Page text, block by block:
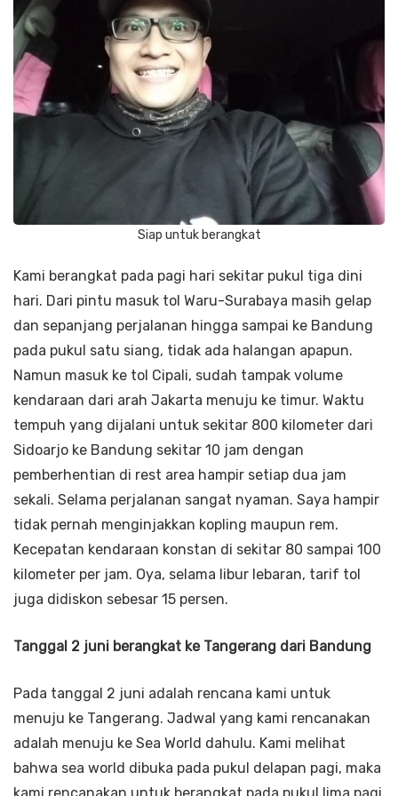
Siap untuk berangkat
Kami berangkat pada pagi hari sekitar pukul tiga dini
hari. Dari pintu masuk tol Waru-Surabaya masih gelap
dan sepanjang perjalanan hingga sampai ke Bandung
pada pukul satu siang, tidak ada halangan apapun.
Namun masuk ke tol Cipali, sudah tampak volume
kendaraan dari arah Jakarta menuju ke timur. Waktu
tempuh yang dijalani untuk sekitar 800 kilometer dari
Sidoarjo ke Bandung sekitar 10 jam dengan
pemberhentian di rest area hampir setiap dua jam
sekali. Selama perjalanan sangat nyaman. Saya hampir
tidak pernah menginjakkan kopling maupun rem.
Kecepatan kendaraan konstan di sekitar 80 sampai 100
kilometer per jam. Oya, selama libur lebaran, tarif tol
juga didiskon sebesar 15 persen.
Tanggal 2 juni berangkat ke Tangerang dari Bandung
Pada tanggal 2 juni adalah rencana kami untuk
menuju ke Tangerang. Jadwal yang kami rencanakan
adalah menuju ke Sea World dahulu. Kami melihat
bahwa sea world dibuka pada pukul delapan pagi, maka